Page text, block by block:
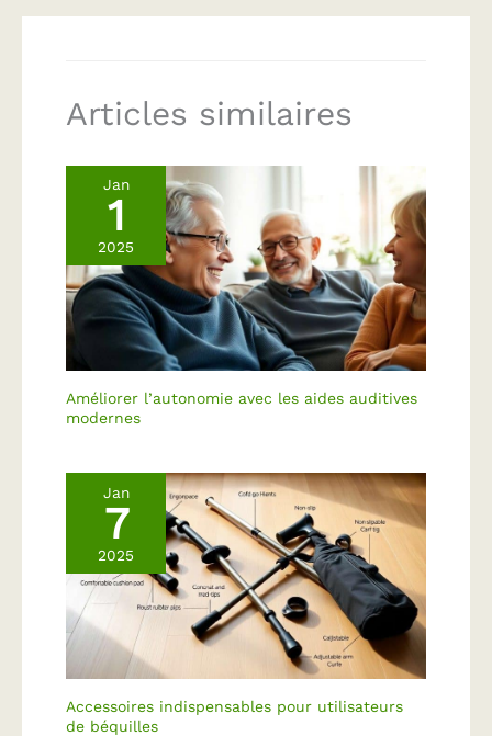
Articles similaires
Jan
1
2025
Améliorer l’autonomie avec les aides auditives
modernes
Jan
7
2025
Accessoires indispensables pour utilisateurs
de béquilles